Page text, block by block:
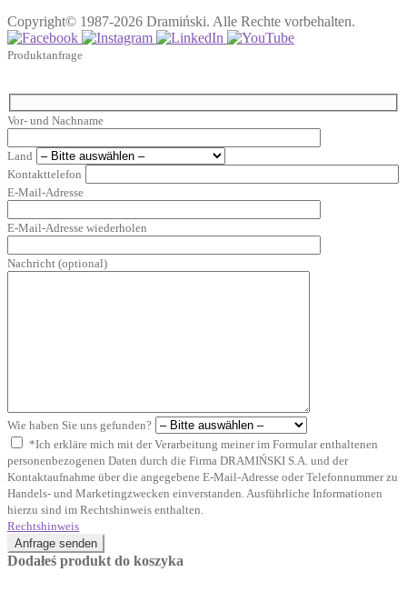
Copyright© 1987-2026 Dramiński. Alle Rechte vorbehalten.
Produktanfrage
Vor- und Nachname
Land
Kontakttelefon
E-Mail-Adresse
E-Mail-Adresse wiederholen
Nachricht (optional)
Wie haben Sie uns gefunden?
*Ich erkläre mich mit der Verarbeitung meiner im Formular enthaltenen
personenbezogenen Daten durch die Firma DRAMIŃSKI S.A. und der
Kontaktaufnahme über die angegebene E-Mail-Adresse oder Telefonnummer zu
Handels- und Marketingzwecken einverstanden. Ausführliche Informationen
hierzu sind im Rechtshinweis enthalten.
Rechtshinweis
Anfrage senden
Dodałeś produkt do koszyka